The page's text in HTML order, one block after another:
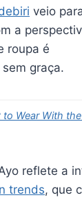
veio
a
roupa é
graça.
Wear With the
reflete a
trends, que